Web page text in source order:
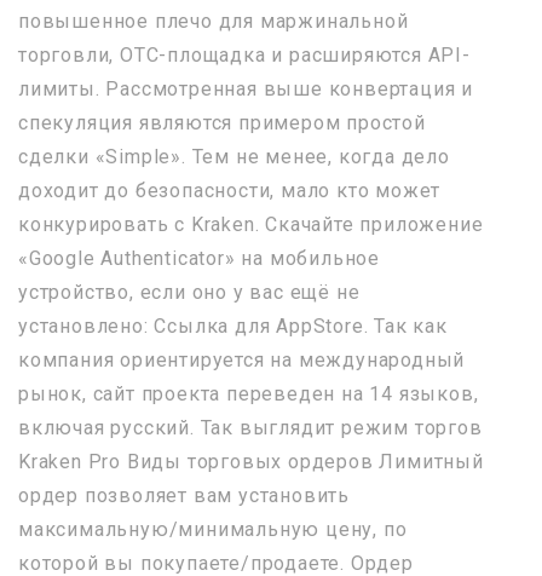
повышенное плечо для маржинальной
торговли, OTC-площадка и расширяются API-
лимиты. Рассмотренная выше конвертация и
спекуляция являются примером простой
сделки «Simple». Тем не менее, когда дело
доходит до безопасности, мало кто может
конкурировать с Kraken. Скачайте приложение
«Google Authenticator» на мобильное
устройство, если оно у вас ещё не
установлено: Ссылка для AppStore. Так как
компания ориентируется на международный
рынок, сайт проекта переведен на 14 языков,
включая русский. Так выглядит режим торгов
Kraken Pro Виды торговых ордеров Лимитный
ордер позволяет вам установить
максимальную/минимальную цену, по
которой вы покупаете/продаете. Ордер